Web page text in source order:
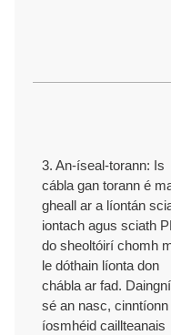
3. An-íseal-torann: Is
cábla gan torann é
gheall ar a líontán
iontach agus sciath
do sheoltóirí chomh
le dóthain líonta don
chábla ar fad.
sé an nasc,
íosmhéid caillteanais
chomhlíonadh.
Soláthraímid tacaíochtaí
táirgthe agus nuálaíochta
DEIMHNITHE